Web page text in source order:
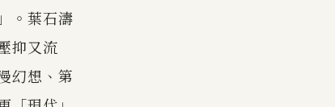
。葉石濤
抑又流
幻想、第